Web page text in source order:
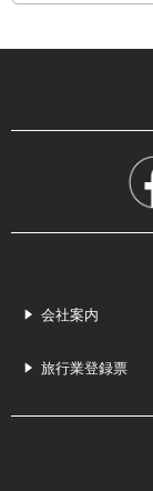
会社案内
旅行業登録票